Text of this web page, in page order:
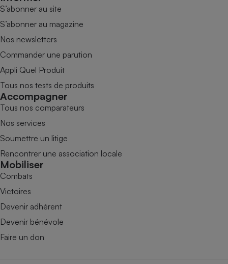
S’abonner au site
S’abonner au magazine
Nos newsletters
Commander une parution
Appli Quel Produit
Tous nos tests de produits
Accompagner
Tous nos comparateurs
Nos services
Soumettre un litige
Rencontrer une association locale
Mobiliser
Combats
Victoires
Devenir adhérent
Devenir bénévole
Faire un don